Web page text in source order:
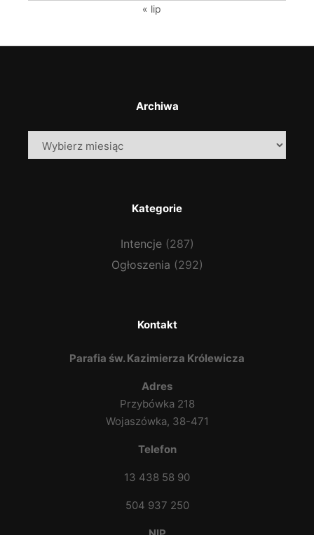
« lip
Archiwa
Archiwa
Kategorie
Intencje(287)
Ogłoszenia (292)
Kontakt
Parafia św. Kazimierza Królewicza
Adres
Przybówka 218
Wojaszówka, 38-471
Telefon
13 438 58 90
504 937 250